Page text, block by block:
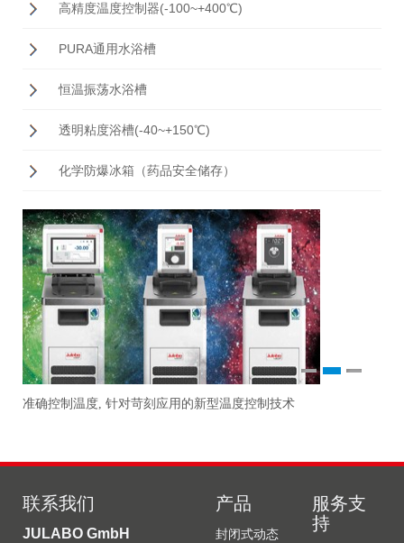
高精度温度控制器(-100~+400℃)
PURA通用水浴槽
恒温振荡水浴槽
透明粘度浴槽(-40~+150℃)
化学防爆冰箱（药品安全储存）
用的新型温度控制技术
ChemTron STRIKE 185旋转蒸
1 2
联系我们
JULABO GmbH
产品
封闭式动态
服务支
持